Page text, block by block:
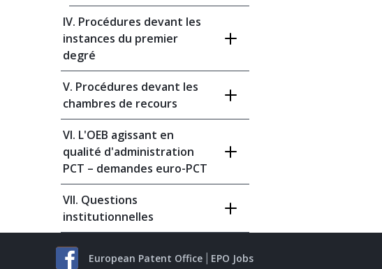
IV. Procédures devant les
instances du premier
degré
V. Procédures devant les
chambres de recours
VI. L'OEB agissant en
qualité d'administration
PCT – demandes euro-PCT
VII. Questions
institutionnelles
European Patent Office EPO Jobs